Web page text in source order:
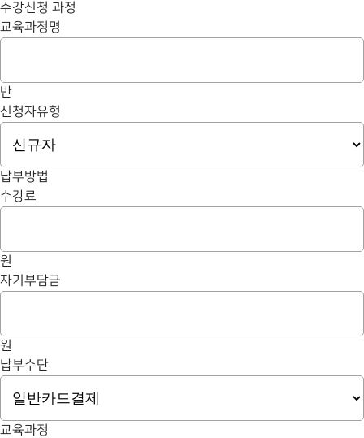
수강신청 과정
교육과정명
반
신청자유형
납부방법
수강료
원
자기부담금
원
납부수단
교육과정